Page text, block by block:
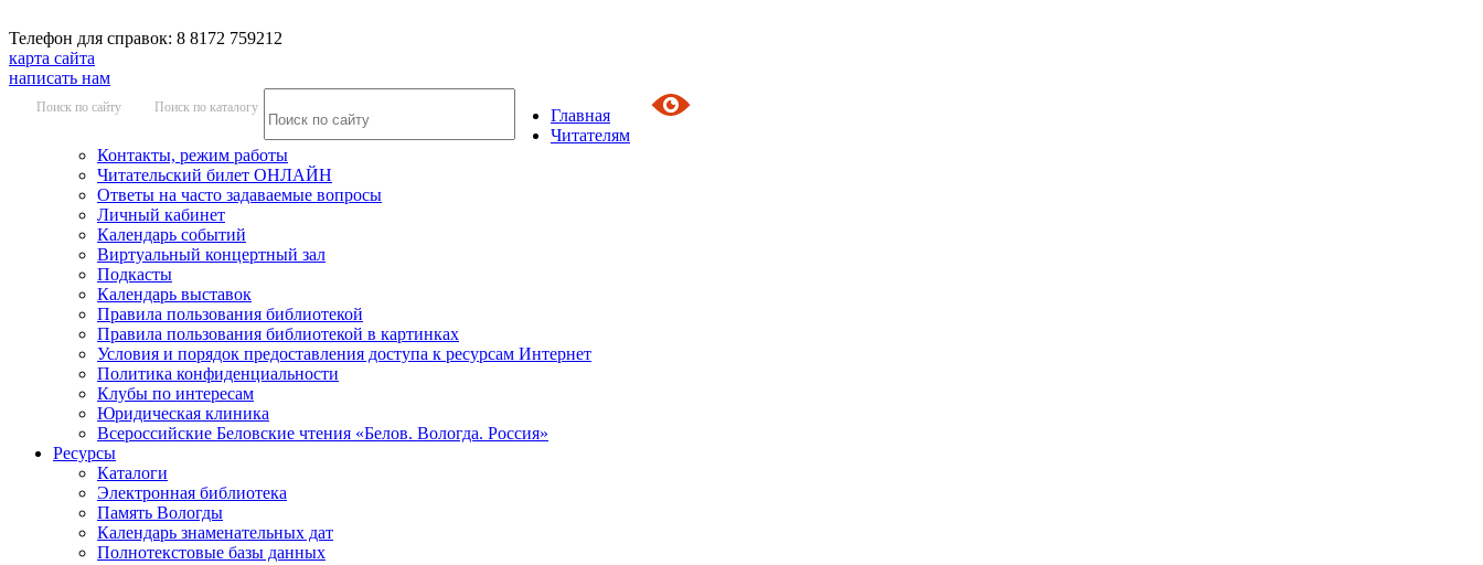
Телефон для справок: 8 8172 759212
карта сайта
написать нам
Поиск по сайту Поиск по каталогу
Главная
Читателям
Контакты, режим работы
Читательский билет ОНЛАЙН
Ответы на часто задаваемые вопросы
Личный кабинет
Календарь событий
Виртуальный концертный зал
Подкасты
Календарь выставок
Правила пользования библиотекой
Правила пользования библиотекой в картинках
Условия и порядок предоставления доступа к ресурсам Интернет
Политика конфиденциальности
Клубы по интересам
Юридическая клиника
Всероссийские Беловские чтения «Белов. Вологда. Россия»
Ресурсы
Каталоги
Электронная библиотека
Память Вологды
Календарь знаменательных дат
Полнотекстовые базы данных